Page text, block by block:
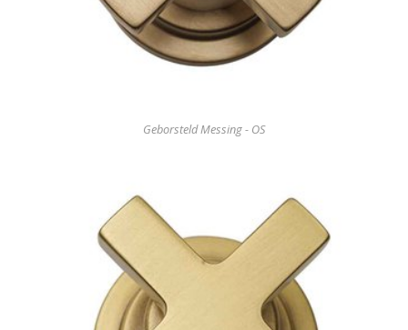
Geborsteld Messing - OS